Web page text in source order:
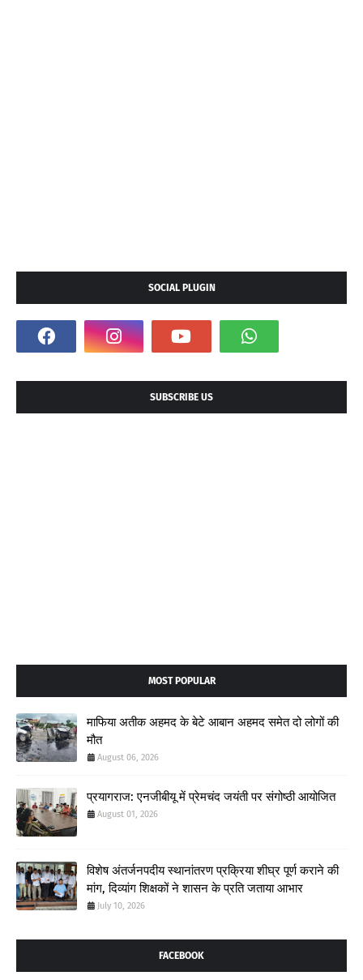
SOCIAL PLUGIN
SUBSCRIBE US
MOST POPULAR
माफिया अतीक अहमद के बेटे आबान अहमद समेत दो लोगों की
मौत
August 06, 2026
प्रयागराज: एनजीबीयू में प्रेमचंद जयंती पर संगोष्ठी आयोजित
August 01, 2026
विशेष अंतर्जनपदीय स्थानांतरण प्रक्रिया शीघ्र पूर्ण कराने की
मांग, दिव्यांग शिक्षकों ने शासन के प्रति जताया आभार
July 10, 2026
FACEBOOK